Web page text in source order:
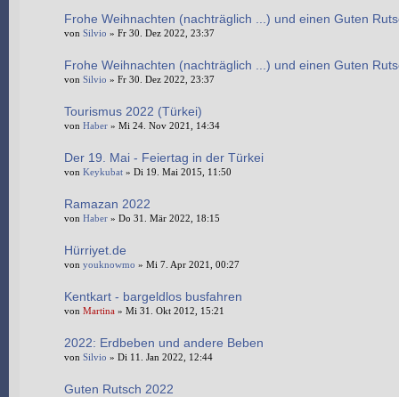
Frohe Weihnachten (nachträglich ...) und einen Guten
von Silvio » Fr 30. Dez 2022, 23:37
Frohe Weihnachten (nachträglich ...) und einen Guten
von Silvio » Fr 30. Dez 2022, 23:37
Tourismus 2022 (Türkei)
von Haber » Mi 24. Nov 2021, 14:34
Der 19. Mai - Feiertag in der Türkei
von Keykubat » Di 19. Mai 2015, 11:50
Ramazan 2022
von Haber » Do 31. Mär 2022, 18:15
Hürriyet.de
von youknowmo » Mi 7. Apr 2021, 00:27
Kentkart - bargeldlos busfahren
von Martina » Mi 31. Okt 2012, 15:21
2022: Erdbeben und andere Beben
von Silvio » Di 11. Jan 2022, 12:44
Guten Rutsch 2022